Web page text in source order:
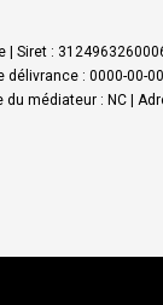
Siret :
: 0000-00-
médiateur : NC |